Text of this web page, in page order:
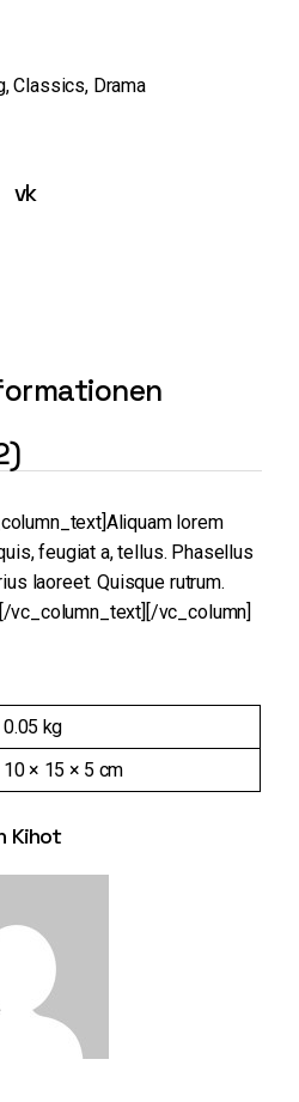
,Classics, Drama
vk
lorem
feugiat a, tellus. Phasellus
laoreet. Quisque rutrum.
vc_column_text][/vc_column]
0.05 kg
10 × 15 × 5 cm
Kihot